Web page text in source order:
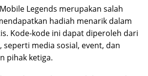
Legends merupakan salah
hadiah menarik dalam
Kode-kode ini dapat diperoleh dari
seperti media sosial, event, dan
pihak ketiga.